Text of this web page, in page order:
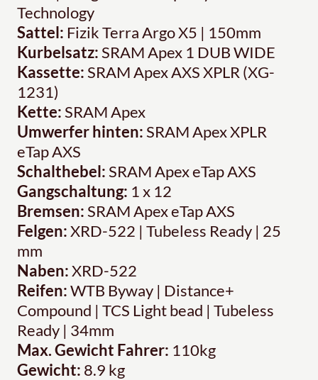
Technology
Sattel: Fizik Terra Argo X5 | 150mm
Kurbelsatz:SRAM Apex 1 DUB WIDE
Kassette:SRAM Apex AXS XPLR (XG-
1231)
Kette:SRAM Apex
Umwerfer hinten:SRAM Apex XPLR
eTap AXS
Schalthebel:SRAM Apex eTap AXS
Gangschaltung: 1 x 12
Bremsen:SRAM Apex eTap AXS
Felgen:XRD-522 | Tubeless Ready | 25
mm
Naben:XRD-522
Reifen:WTB Byway | Distance+
Compound | TCS Light bead | Tubeless
Ready | 34mm
Max. Gewicht Fahrer: 110kg
Gewicht: 8.9 kg